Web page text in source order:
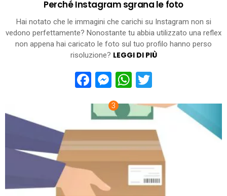
Perché Instagram sgrana le foto
Hai notato che le immagini che carichi su Instagram non si
vedono perfettamente? Nonostante tu abbia utilizzato una reflex
non appena hai caricato le foto sul tuo profilo hanno perso
risoluzione? LEGGI DI PIÙ
Facebook
Messenger
WhatsApp